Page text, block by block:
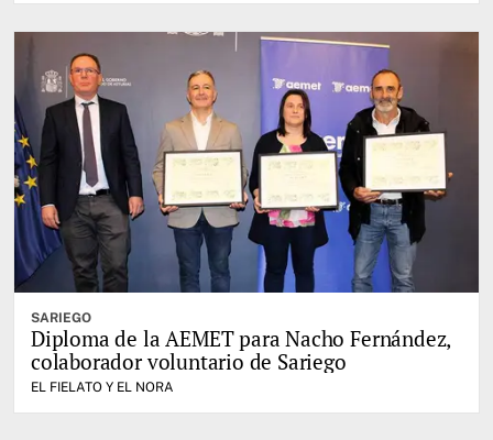
SARIEGO
Diploma de la AEMET para Nacho Fernández,
colaborador voluntario de Sariego
EL FIELATO Y EL NORA